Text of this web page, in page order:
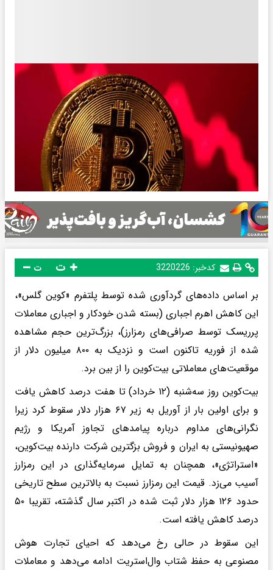
کدخبر: 3220226 ت
بر اساس داده‌های گردآوری‌ شده توسط پلتفرم «کوین گلس»،
این کاهش اهرم اجباری (بسته شدن خودکار و اجباری معاملات
پرریسک توسط صرافی‌های رمزارز)، بزرگ‌ترین حجم مشاهده‌
شده از فوریه تاکنون است و نزدیک به ۸۰۰ میلیون دلار از
موقعیت‌های معاملاتی بیت‌کوین را از بین برد.
بیت‌کوین روز سه‌شنبه (۱۲ خرداد) تا هفت درصد کاهش یافت
و برای اولین بار از آوریل به زیر ۶۷ هزار دلار سقوط کرد زیرا
نگرانی‌های مداوم درباره پیامدهای تجاوز آمریکا و رژیم
صهیونیستی به ایران و فروش بزگترین شرکت دارنده بیت‌کوین،
«استراتژی»، همچنان به تمایل سرمایه‌گذاری در این رمزارز
آسیب می‌زد. قیمت این رمزارز نسبت به بالاترین سطح تاریخی
حدود ۱۲۶ هزار دلار ثبت شده در اکتبر سال گذشته، تقریبا ۵۰
درصد کاهش یافته است.
این سقوط در حالی رخ می‌دهد که احیای تجارت هوش
مصنوعی به حفظ شتاب وال‌استریت ادامه می‌دهد و معاملات